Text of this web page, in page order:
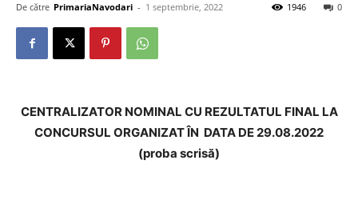
De către PrimariaNavodari - 1 septembrie, 2022 0
1946
CENTRALIZATOR NOMINAL CU REZULTATUL FINAL LA
CONCURSUL ORGANIZATÎN DATA DE 29.08.2022
(proba scrisă)